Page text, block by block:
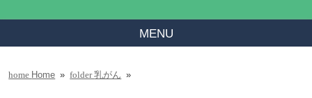
MENU
home Home » folder乳がん »